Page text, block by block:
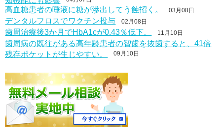
高血糖患者の唾液に糖が滲出してう蝕招く。 03月08日
デンタルフロスでワクチン投与 02月08日
歯周治療後3か月でHbA1cが0.43％低下。 11月10日
歯周病の既往がある高年齢患者の智歯を抜歯すると、41倍
残存ポケットが生じやすい。 09月10日